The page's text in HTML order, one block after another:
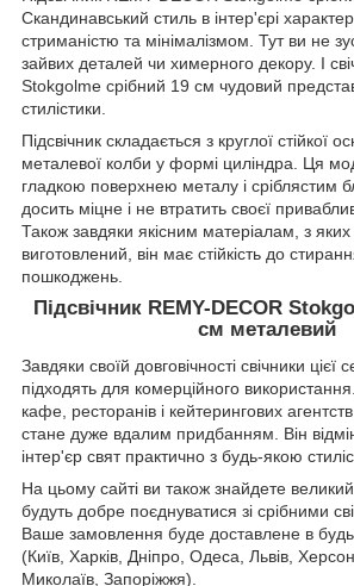
Скандинавський стиль в інтер'єрі
стриманістю та мінімалізмом. Тут ви не
зайвих деталей чи химерного декору. І
Stokgolme срібний 19 см чудовий
стилістики.
Підсвічник складається з круглої стійкої
металевої колби у формі циліндра. Ця
гладкою поверхнею металу і сріблястим
досить міцне і не втратить своєї
Також завдяки якісним матеріалам, з яких
виготовлений, він має стійкість до
пошкоджень.
Підсвічник REMY-DECOR
см металевий
Завдяки своїй довговічності свічники цієї
підходять для комерційного
кафе, ресторанів і кейтерингових
стане дуже вдалим придбанням. Він
інтер'єр свят практично з будь-якою
На цьому сайті ви також знайдете
будуть добре поєднуватися зі срібними
Ваше замовлення буде доставлене в
(Київ, Харків, Дніпро, Одеса, Львів,
Миколаїв, Запоріжжя).